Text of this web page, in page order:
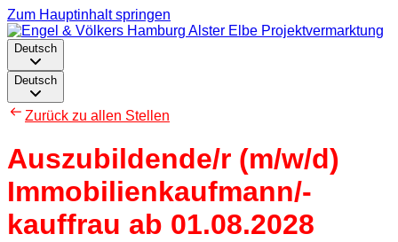
Zum Hauptinhalt springen
Deutsch
Deutsch
Zurück zu allen Stellen
Auszubildende/r (m/w/d)
Immobilienkaufmann/-
kauffrau ab 01.08.2028